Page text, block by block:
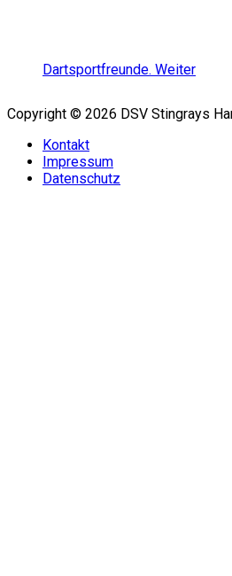
Dartsportfreunde. Weiter
Copyright © 2026 DSV Stingrays
Kontakt
Impressum
Datenschutz